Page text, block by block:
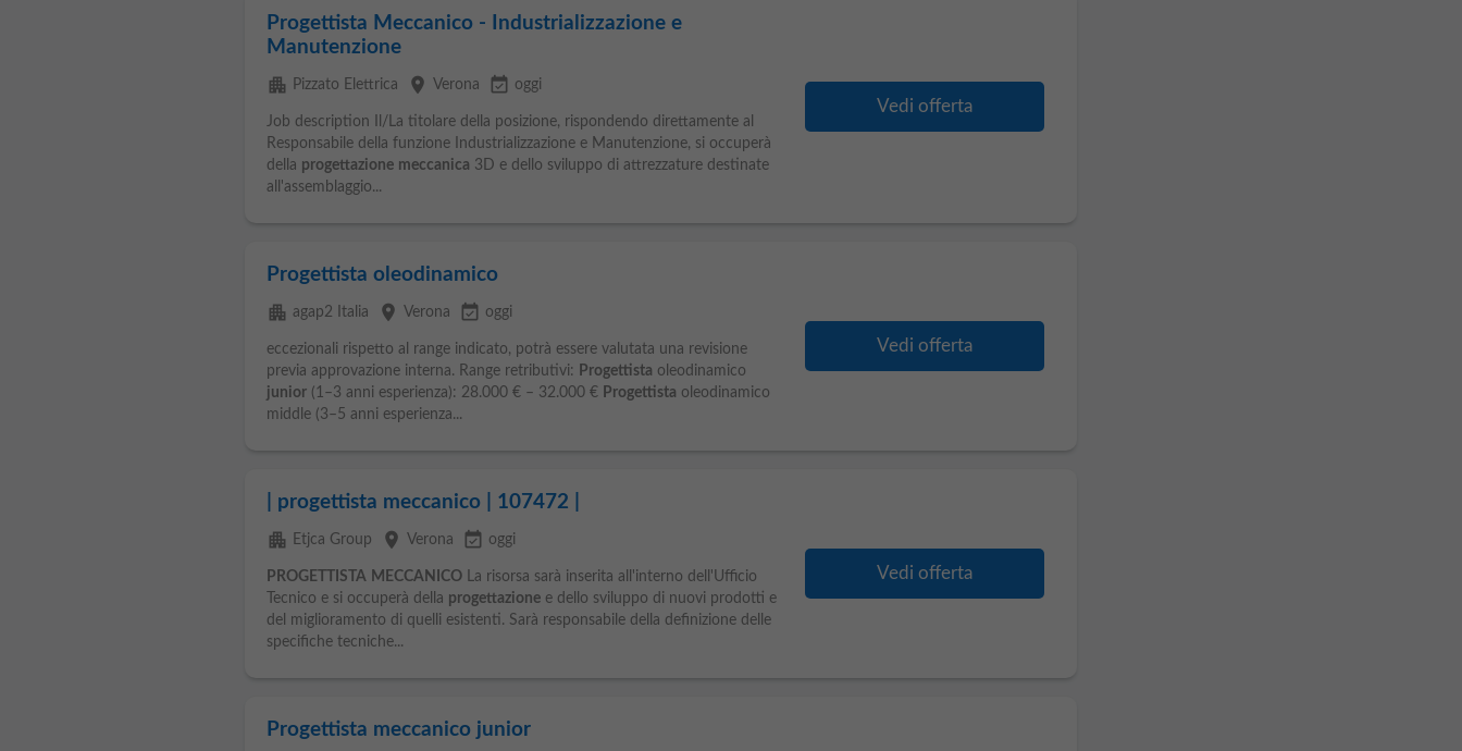
Progettista Meccanico - Industrializzazione e
Manutenzione
apartment Pizzato Elettrica place Verona event_available oggi
Job description Il/La titolare della posizione, rispondendo direttamente al
Responsabile della funzione Industrializzazione e Manutenzione, si occuperà
della progettazione meccanica 3D e dello sviluppo di attrezzature destinate
all'assemblaggio...
Vedi offerta
Progettista oleodinamico
apartment agap2 Italia place Verona event_available oggi
eccezionali rispetto al range indicato, potrà essere valutata una revisione
previa approvazione interna. Range retributivi:
Progettista oleodinamico
junior(1–3 anni esperienza): 28.000 € – 32.000 € Progettista oleodinamico
middle (3–5 anni esperienza...
Vedi offerta
| progettista meccanico | 107472 |
apartment Etjca Group place Verona event_available oggi
PROGETTISTA MECCANICOLa risorsa sarà inserita all'interno dell'Ufficio
Tecnico e si occuperà della progettazionee dello sviluppo di nuovi prodotti e
del miglioramento di quelli esistenti. Sarà responsabile della definizione delle
specifiche tecniche...
Vedi offerta
Progettista meccanico junior